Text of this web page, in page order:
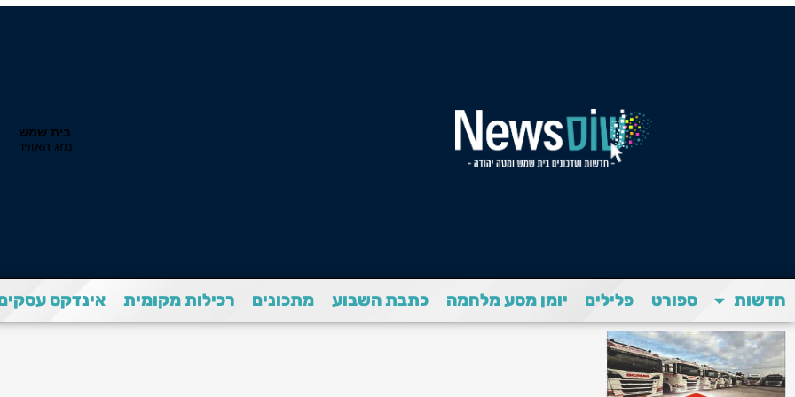
חדשות ספורט פלילים יומן מסע מלחמה כתבת השבוע מתכונים רכילות מקומית אינדקס